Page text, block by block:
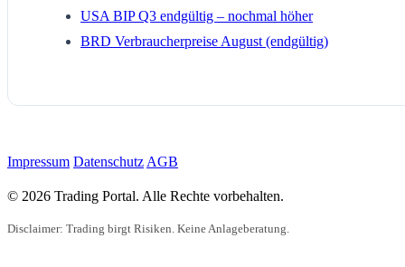
USA BIP Q3 endgültig – nochmal höher
BRD Verbraucherpreise August (endgültig)
Impressum Datenschutz AGB
© 2026 Trading Portal. Alle Rechte vorbehalten.
Disclaimer: Trading birgt Risiken. Keine Anlageberatung.